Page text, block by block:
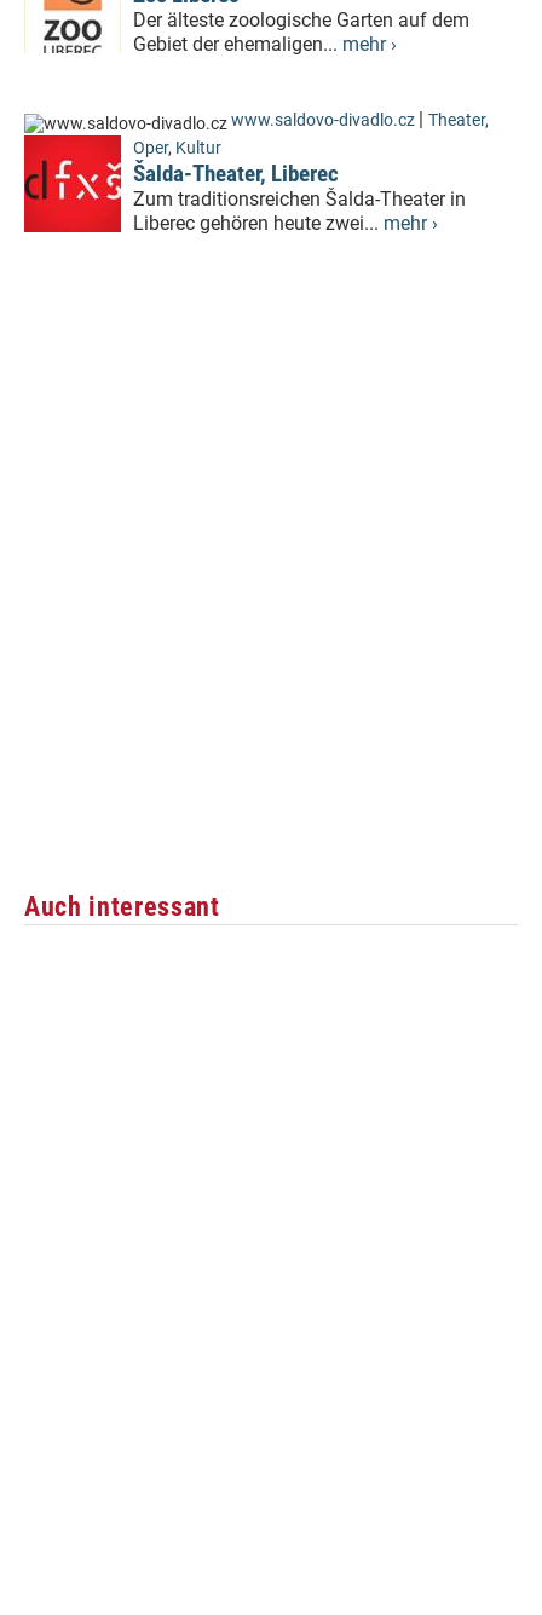
Der älteste zoologische Garten auf dem
Gebiet der ehemaligen... mehr ›
www.saldovo-divadlo.cz | Theater,
Oper, Kultur
Šalda-Theater, Liberec
Zum traditionsreichen Šalda-Theater in
Liberec gehören heute zwei... mehr ›
Auch interessant